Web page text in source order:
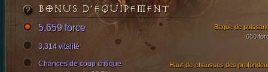
Haut-de-chausses des
Bague de
650
BONUS D’ÉQUIPEMENT
5,659 force
3,314 vitalité
Chances de coup critique